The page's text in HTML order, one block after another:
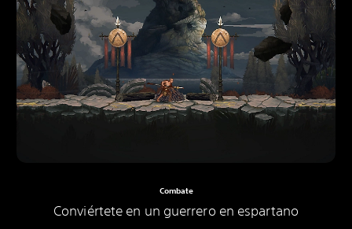
Combate
Conviértete en un guerrero en espartano